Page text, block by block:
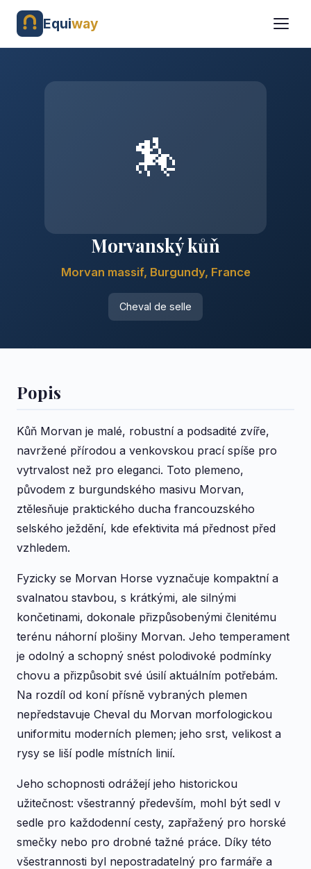
Equiway
🏇
Morvanský kůň
Morvan massif, Burgundy, France
Cheval de selle
Popis
Kůň Morvan je malé, robustní a podsadité zvíře,
navržené přírodou a venkovskou prací spíše pro
vytrvalost než pro eleganci. Toto plemeno,
původem z burgundského masivu Morvan,
ztělesňuje praktického ducha francouzského
selského ježdění, kde efektivita má přednost před
vzhledem.
Fyzicky se Morvan Horse vyznačuje kompaktní a
svalnatou stavbou, s krátkými, ale silnými
končetinami, dokonale přizpůsobenými členitému
terénu náhorní plošiny Morvan. Jeho temperament
je odolný a schopný snést polodivoké podmínky
chovu a přizpůsobit své úsilí aktuálním potřebám.
Na rozdíl od koní přísně vybraných plemen
nepředstavuje Cheval du Morvan morfologickou
uniformitu moderních plemen; jeho srst, velikost a
rysy se liší podle místních linií.
Jeho schopnosti odrážejí jeho historickou
užitečnost: všestranný především, mohl být sedl v
sedle pro každodenní cesty, zapřažený pro horské
smečky nebo pro drobné tažné práce. Díky této
všestrannosti byl nepostradatelný pro farmáře a